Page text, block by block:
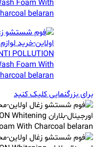
برای بزرگنمایی کلیک کنید